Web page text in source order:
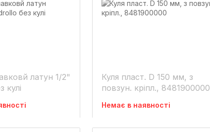
латун 1/2"
кулі
Куля пласт. D 150 мм, з
повзун. кріпл., 8481900000
Немає в наявності